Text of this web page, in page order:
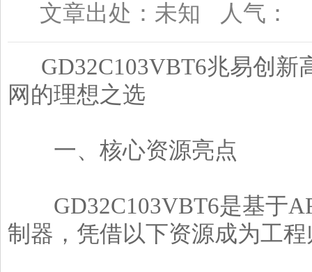
文章出处：未知 人气：
GD32C103VBT6兆易创新
网的理想之选
一、核心资源亮点
GD32C103VBT6是基于
制器，凭借以下资源成为工